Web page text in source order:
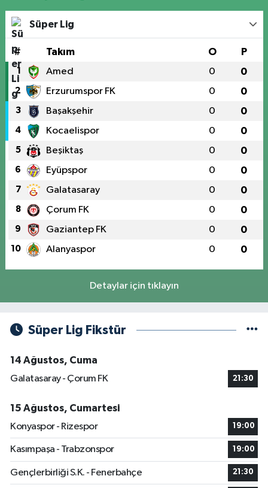
Süper Lig
# Takım O P
1 Amed 0 0
2 Erzurumspor FK 0 0
3 Başakşehir 0 0
4 Kocaelispor 0 0
5 Beşiktaş 0 0
6 Eyüpspor 0 0
7 Galatasaray 0 0
8 Çorum FK 0 0
9 Gaziantep FK 0 0
10 Alanyaspor 0 0
Detaylar için tıklayın
Süper Lig Fikstür
14 Ağustos, Cuma
Galatasaray - Çorum FK
21:30
15 Ağustos, Cumartesi
Konyaspor - Rizespor
19:00
Kasımpaşa - Trabzonspor 19:00
Gençlerbirliği S.K. - Fenerbahçe 21:30